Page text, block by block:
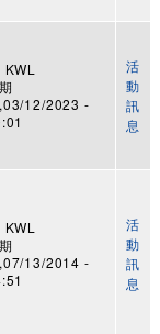
KWL
12/2023 -
活
動
訊
息
KWL
13/2014 -
活
動
訊
息